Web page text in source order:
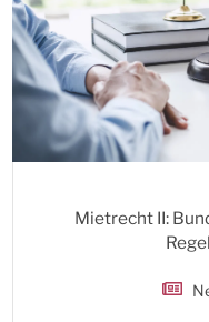
Mietrecht II: